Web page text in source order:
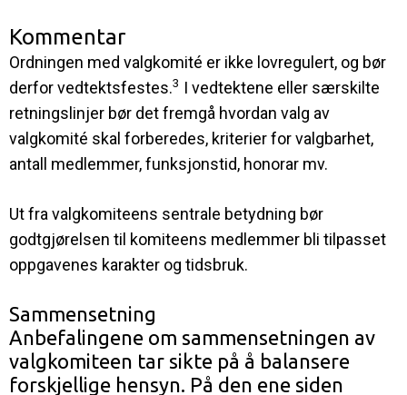
Kommentar
Ordningen med valgkomité er ikke lovregulert, og bør
derfor vedtektsfestes.3 I vedtektene eller særskilte
retningslinjer bør det fremgå hvordan valg av
valgkomité skal forberedes, kriterier for valgbarhet,
antall medlemmer, funksjonstid, honorar mv.
Ut fra valgkomiteens sentrale betydning bør
godtgjørelsen til komiteens medlemmer bli tilpasset
oppgavenes karakter og tidsbruk.
Sammensetning
Anbefalingene om sammensetningen av
valgkomiteen tar sikte på å balansere
forskjellige hensyn. På den ene siden